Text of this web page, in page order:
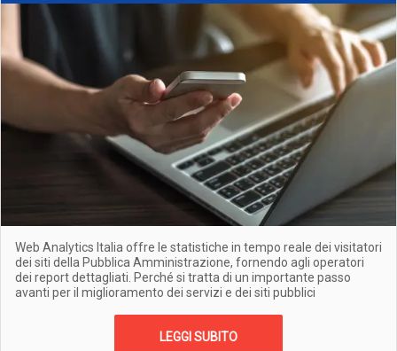
Web Analytics Italia offre le statistiche in tempo reale dei visitatori
dei siti della Pubblica Amministrazione, fornendo agli operatori
dei report dettagliati. Perché si tratta di un importante passo
avanti per il miglioramento dei servizi e dei siti pubblici
LEGGI SUBITO